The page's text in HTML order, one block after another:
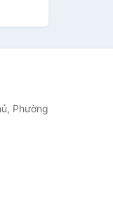
Phường